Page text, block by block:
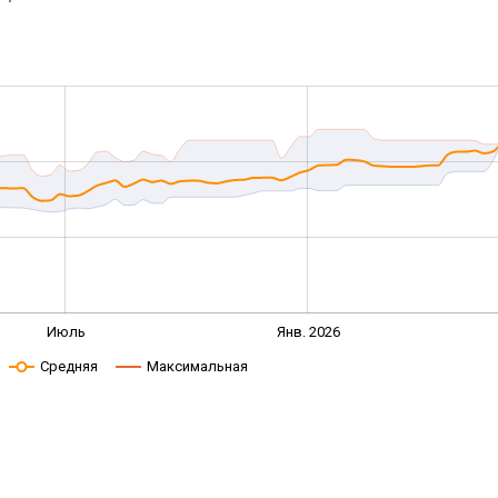
Июль Янв. 2026
Средняя Максимальная